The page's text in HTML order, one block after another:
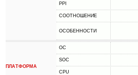
PPI
СООТНОШЕНИЕ
ОСОБЕННОСТИ
ПЛАТФОРМА
ОС
SOC
CPU